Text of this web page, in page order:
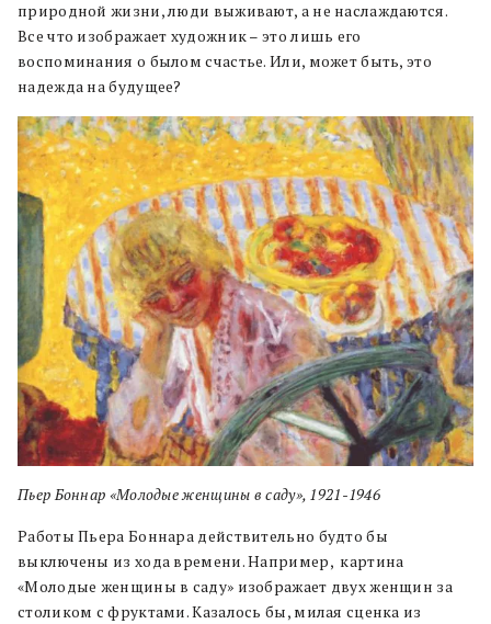
природной жизни, люди выживают, а не наслаждаются.
Все что изображает художник – это лишь его
воспоминания о былом счастье. Или, может быть, это
надежда на будущее?
Пьер Боннар «Молодые женщины в саду», 1921-1946
Работы Пьера Боннара действительно будто бы
выключены из хода времени. Например, картина
«Молодые женщины в саду» изображает двух женщин за
столиком с фруктами. Казалось бы, милая сценка из